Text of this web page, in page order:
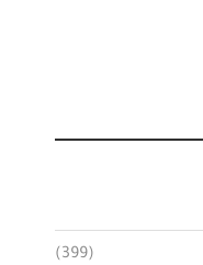
(399)